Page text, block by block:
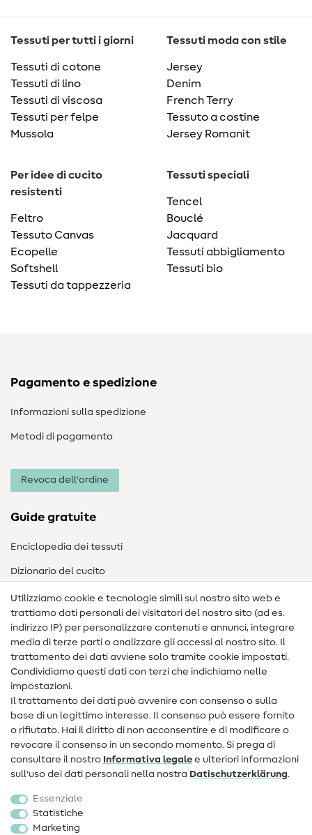
Tessuti per tutti i giorni
Tessuti di cotone
Tessuti di lino
Tessuti di viscosa
Tessuti per felpe
Mussola
Tessuti moda con stile
Jersey
Denim
French Terry
Tessuto a costine
Jersey Romanit
Per idee di cucito
resistenti
Feltro
Tessuto Canvas
Ecopelle
Softshell
Tessuti da tappezzeria
Tessuti speciali
Tencel
Bouclé
Jacquard
Tessuti abbigliamento
Tessuti bio
Pagamento e spedizione
Informazioni sulla spedizione
Metodi di pagamento
Revoca dell'ordine
Guide gratuite
Enciclopedia dei tessuti
Dizionario del cucito
Nähanleitungen
Assistenza e contatto
Contatto
Informazioni sul nuovo proprietario
FAQ
Diritto di recesso
Popolare
Accessori cucito
Utilizziamo cookie e tecnologie simili sul nostro sito web e
trattiamo dati personali dei visitatori del nostro sito (ad es.
indirizzo IP) per personalizzare contenuti e annunci, integrare
media di terze parti o analizzare gli accessi al nostro sito. Il
trattamento dei dati avviene solo tramite cookie impostati.
Condividiamo questi dati con terzi che indichiamo nelle
impostazioni.
Il trattamento dei dati può avvenire con consenso o sulla
base di un legittimo interesse. Il consenso può essere fornito
o rifiutato. Hai il diritto di non acconsentire e di modificare o
revocare il consenso in un secondo momento. Si prega di
consultare il nostro Informativa legale e ulteriori informazioni
sull'uso dei dati personali nella nostra Dati­schutz­erklärung.
Essenziale
Statistiche
Marketing